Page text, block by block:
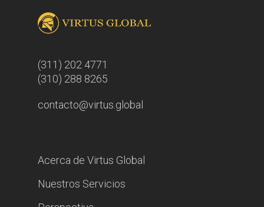
(311) 202 4771
(310) 288 8265
contacto@virtus.global
Acerca de Virtus Global
Nuestros Servicios